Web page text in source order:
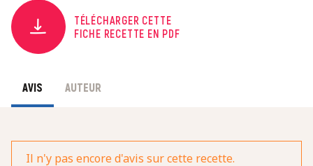
TÉLÉCHARGER CETTE
FICHE RECETTE EN PDF
AVIS AUTEUR
Il n'y pas encore d'avis sur cette recette.